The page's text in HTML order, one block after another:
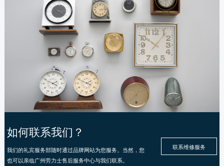
如何联系我们？
我们的礼宾服务部随时通过品牌网站为您服务。当然，您
也可以亲临广州劳力士售后服务中心与我们联系。
联系维修服务